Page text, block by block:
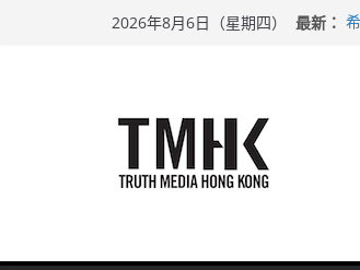
2026年8月6日（星期四） 最新：